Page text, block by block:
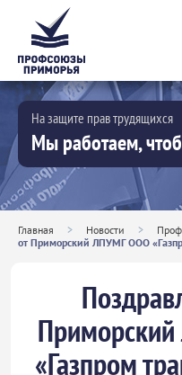
На защите прав трудящихся
Мы работаем,
Главная > Новости >
от Приморский ЛПУМГ ООО
«Газпром